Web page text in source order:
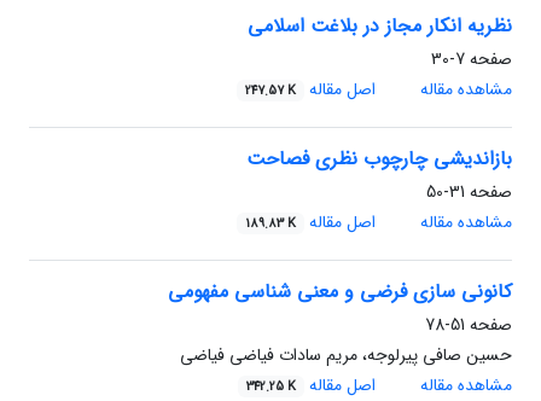
نظریه انکار مجاز در بلاغت اسلامی
صفحه7-30
مشاهده مقاله
اصل مقاله 247.57 K
بازاندیشی چارچوب نظری فصاحت
صفحه 31-50
مشاهده مقاله
اصل مقاله 189.83 K
کانونی سازی فرضی و معنی شناسی مفهومی
صفحه 51-78
حسین صافی پیرلوجه، مریم سادات فیاضی فیاضی
مشاهده مقاله
اصل مقاله 342.25 K